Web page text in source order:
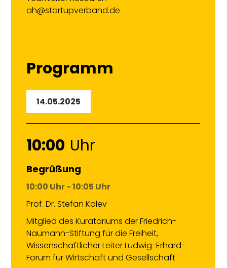
ah@startupverband.de
Programm
14.05.2025
10:00 Uhr
Begrüßung
10:00 Uhr - 10:05 Uhr
Prof. Dr. Stefan Kolev
Mitglied des Kuratoriums der Friedrich-
Naumann-Stiftung für die Freiheit,
Wissenschaftlicher Leiter Ludwig-Erhard-
Forum für Wirtschaft und Gesellschaft